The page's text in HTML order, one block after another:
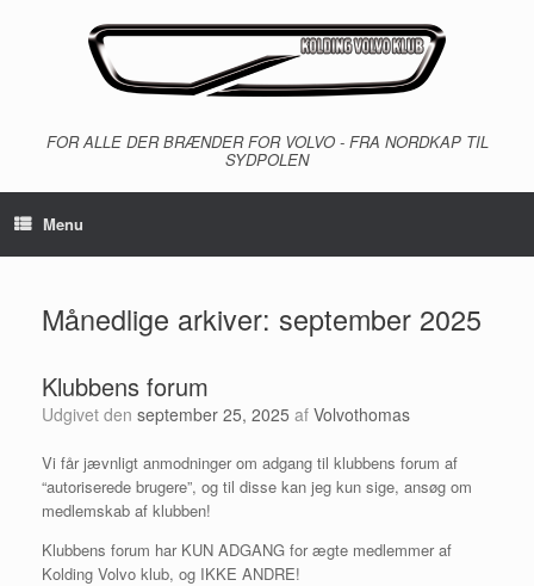
FOR ALLE DER BRÆNDER FOR VOLVO - FRA NORDKAP TIL
SYDPOLEN
Menu
Månedlige arkiver: september 2025
Klubbens forum
Udgivet den september 25, 2025 af Volvothomas
Vi får jævnligt anmodninger om adgang til klubbens forum af
“autoriserede brugere”, og til disse kan jeg kun sige, ansøg om
medlemskab af klubben!
Klubbens forum har KUN ADGANG for ægte medlemmer af
Kolding Volvo klub, og IKKE ANDRE!